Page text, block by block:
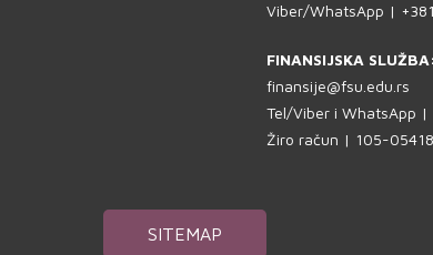
Viber/WhatsApp |
FINANSIJSKA
finansije@fsu.edu.rs
Tel/Viber i WhatsApp |
Žiro račun | 105-
SITEMAP